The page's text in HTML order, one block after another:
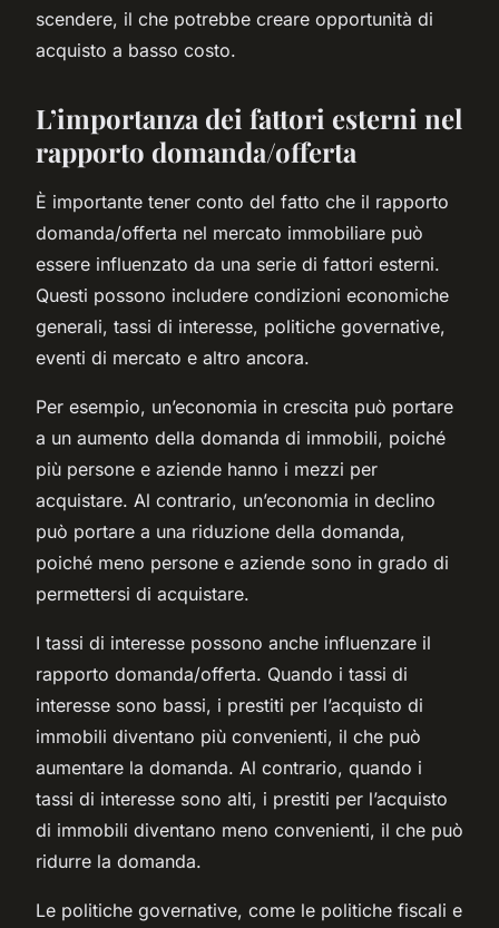
scendere, il che potrebbe creare opportunità di
acquisto a basso costo.
L’importanza dei fattori esterni nel
rapporto domanda/offerta
È importante tener conto del fatto che il rapporto
domanda/offerta nel mercato immobiliare può
essere influenzato da una serie di fattori esterni.
Questi possono includere condizioni economiche
generali, tassi di interesse, politiche governative,
eventi di mercato e altro ancora.
Per esempio, un’economia in crescita può portare
a un aumento della domanda di immobili, poiché
più persone e aziende hanno i mezzi per
acquistare. Al contrario, un’economia in declino
può portare a una riduzione della domanda,
poiché meno persone e aziende sono in grado di
permettersi di acquistare.
I tassi di interesse possono anche influenzare il
rapporto domanda/offerta. Quando i tassi di
interesse sono bassi, i prestiti per l’acquisto di
immobili diventano più convenienti, il che può
aumentare la domanda. Al contrario, quando i
tassi di interesse sono alti, i prestiti per l’acquisto
di immobili diventano meno convenienti, il che può
ridurre la domanda.
Le politiche governative, come le politiche fiscali e